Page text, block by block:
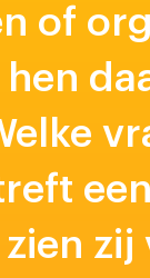
of
zij